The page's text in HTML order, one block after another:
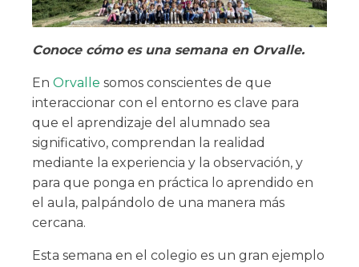
Conoce cómo es una semana en Orvalle.
En Orvalle somos conscientes de que
interaccionar con el entorno es clave para
que el aprendizaje del alumnado sea
significativo, comprendan la realidad
mediante la experiencia y la observación, y
para que ponga en práctica lo aprendido en
el aula, palpándolo de una manera más
cercana.
Esta semana en el colegio es un gran ejemplo